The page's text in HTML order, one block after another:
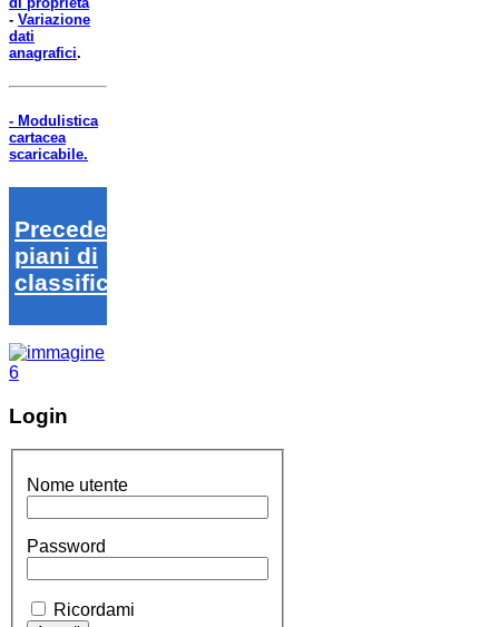
- Variazione
dati
anagrafici.
- Modulistica
cartacea
scaricabile.
Precedenti
piani di
classifica
Login
Nome utente
Password
Ricordami